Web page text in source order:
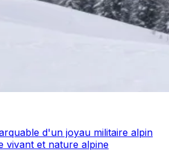
d'un joyau militaire alpin
vivant et nature alpine